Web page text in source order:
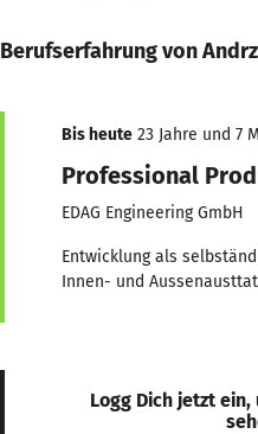
Berufserfahrung von
Bis heute 23 Jahre und 7
Professional
EDAG Engineering GmbH
Entwicklung als
Innen- und
Logg Dich jetzt